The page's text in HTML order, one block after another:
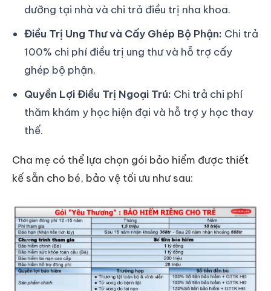
dưỡng tại nhà và chi trả điều trị nha khoa.
Điều Trị Ung Thư và Cấy Ghép Bộ Phận: Chi trả
100% chi phí điều trị ung thư và hỗ trợ cấy
ghép bộ phận.
Quyền Lợi Điều Trị Ngoại Trú: Chi trả chi phí
thăm khám y học hiện đại và hỗ trợ y học thay
thế.
Cha mẹ có thể lựa chọn gói bảo hiểm được thiết
kế sẵn cho bé, bảo vệ tối ưu như sau: